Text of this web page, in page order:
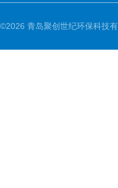
©2026 青岛聚创世纪环保科技